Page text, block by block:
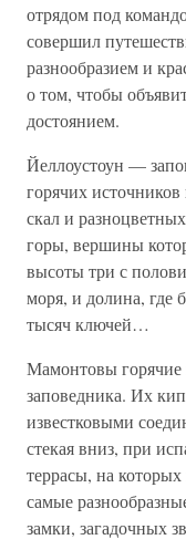
отрядом под
совершил
разнообразием и
о том, чтобы
достоянием.
Йеллоустоун —
горячих
скал и
горы, вершины
высоты три с
моря, и долина, где
тысяч ключей…
Мамонтовы
заповедника. Их
известковыми
стекая вниз, при
террасы, на
самые
замки, загадочных